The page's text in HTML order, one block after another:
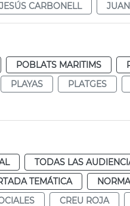
JESÚS CARBONELL
POBLATS MARITIMS
PLAYAS PLATGES
TODAS LAS
TEMÁTICA
CREU ROJA